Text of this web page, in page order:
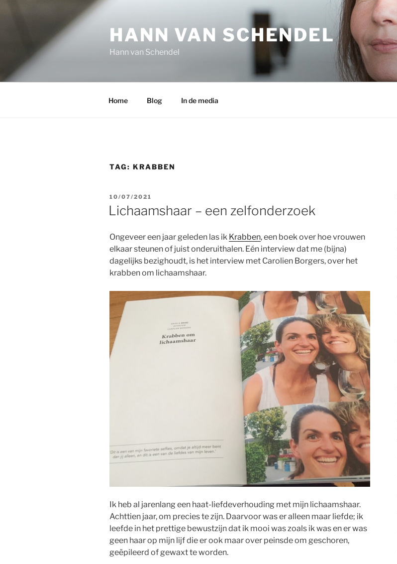
HANN VAN SCHENDEL
Hann van Schendel
Home Blog In de media
TAG: KRABBEN
GEPLAATST
OP
10/07/2021
Lichaamshaar – een zelfonderzoek
Ongeveer een jaar geleden las ik Krabben, een boek over hoe vrouwen
elkaar steunen of juist onderuithalen. Eén interview dat me (bijna)
dagelijks bezighoudt, is het interview met Carolien Borgers, over het
krabben om lichaamshaar.
Ik heb al jarenlang een haat-liefdeverhouding met mijn lichaamshaar.
Achttien jaar, om precies te zijn. Daarvoor was er alleen maar liefde; ik
leefde in het prettige bewustzijn dat ik mooi was zoals ik was en er was
geen haar op mijn lijf die er ook maar over peinsde om geschoren,
geëpileerd of gewaxt te worden.